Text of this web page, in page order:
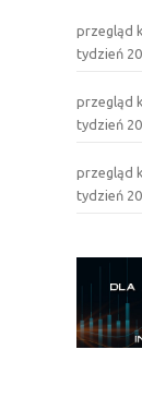
przegląd
tydzień
przegląd
tydzień
przegląd
tydzień